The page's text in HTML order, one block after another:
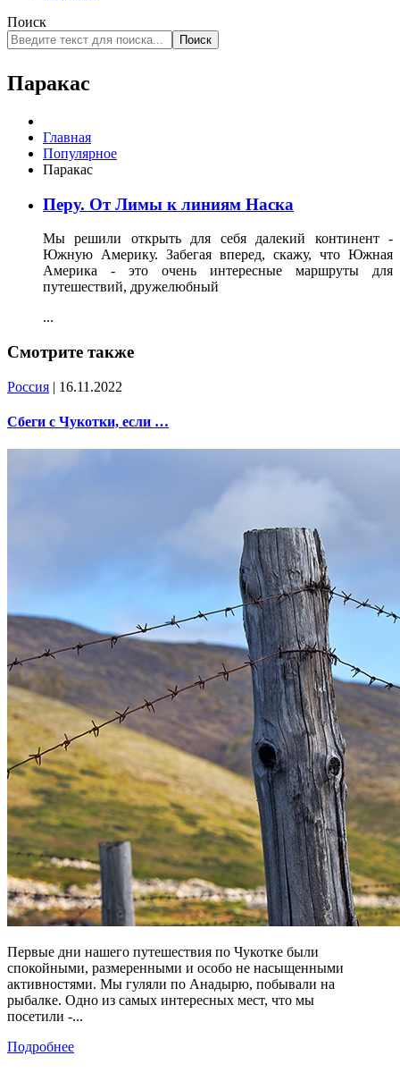
Поиск
Поиск
Паракас
Главная
Популярное
Паракас
Перу. От Лимы к линиям Наска
Мы решили открыть для себя далекий континент -
Южную Америку. Забегая вперед, скажу, что Южная
Америка - это очень интересные маршруты для
путешествий, дружелюбный
...
Смотрите также
Россия | 16.11.2022
Сбеги с Чукотки, если …
Первые дни нашего путешествия по Чукотке были
спокойными, размеренными и особо не насыщенными
активностями. Мы гуляли по Анадырю, побывали на
рыбалке. Одно из самых интересных мест, что мы
посетили -...
Подробнее